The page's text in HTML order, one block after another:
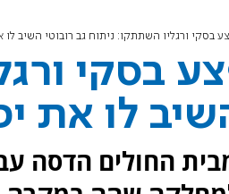
בסקי ורגליו השתתקו​​​​​​​: ניתוח גב רובוטי השיב
בסקי
לו את
החולים הדסה